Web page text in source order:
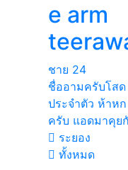
e arm
ชาย 24
ชื่ออามครับโสด
ประจำตัว ห้าหก
ครับ แอดมาคุย
ระยอง
ทั้งหมด